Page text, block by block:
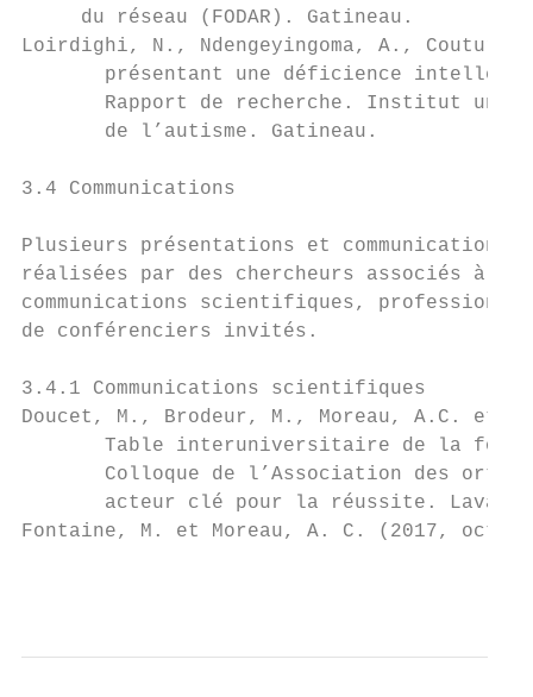
     du réseau (FODAR). Gatineau.
Loirdighi, N., Ndengeyingoma, A.,
présentant une déficience
Rapport de recherche. Institut
       de l’autisme. Gatineau.
3.4 Communications
Plusieurs présentations et
réalisées par des chercheurs associés à
communications scientifiques,
de conférenciers invités.
3.4.1 Communications scientifiques
Doucet, M., Brodeur, M., Moreau, A.C. et
Table interuniversitaire de la
Colloque de l’Association des
acteur clé pour la réussite. Laval,
Fontaine, M. et Moreau, A. C. (2017,